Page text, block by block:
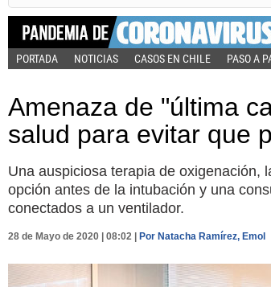
PORTADA NOTICIAS CASOS EN CHILE PASO A
Amenaza de "última
salud para evitar que
Una auspiciosa terapia de oxigenación,
opción antes de la intubación y una
conectados a un ventilador.
28 de Mayo de 2020 | 08:02 | Por Natacha Ramírez, Emol